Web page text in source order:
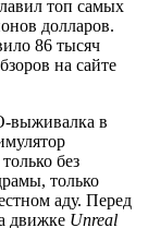
топ самых
долларов.
86 тысяч
на сайте
выживалка в
без
только
аду. Перед
движке Unreal